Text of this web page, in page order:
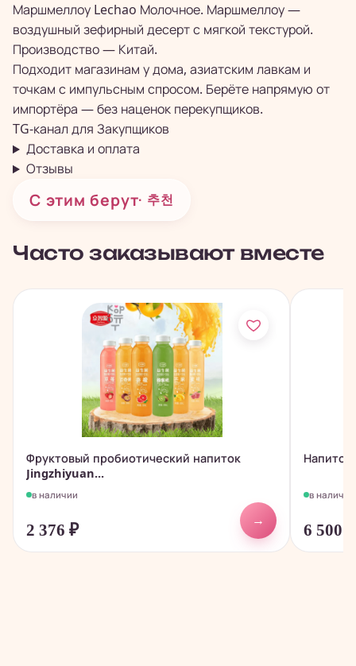
Маршмеллоу Lechao Молочное. Маршмеллоу —
воздушный зефирный десерт с мягкой текстурой.
Производство — Китай.
Подходит магазинам у дома, азиатским лавкам и
точкам с импульсным спросом. Берёте напрямую от
импортёра — без наценок перекупщиков.
TG-канал для Закупщиков
Доставка и оплата
Отзывы
С этим берут· 추천
Часто заказывают вместе
Фруктовый пробиотический напиток
Jingzhiyuan...
в наличии
2 376 ₽
→
в наличии
6 500